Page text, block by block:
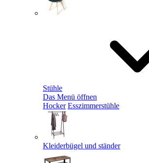
Stühle
Das Menü öffnen
Hocker Esszimmerstühle
Kleiderbügel und ständer